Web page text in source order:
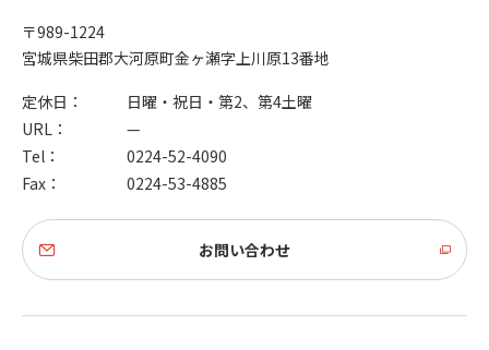
〒989-1224
宮城県柴田郡大河原町金ヶ瀬字上川原13番地
定休日：
日曜・祝日・第2、第4土曜
URL：
—
Tel：
0224-52-4090
Fax：
0224-53-4885
お問い合わせ